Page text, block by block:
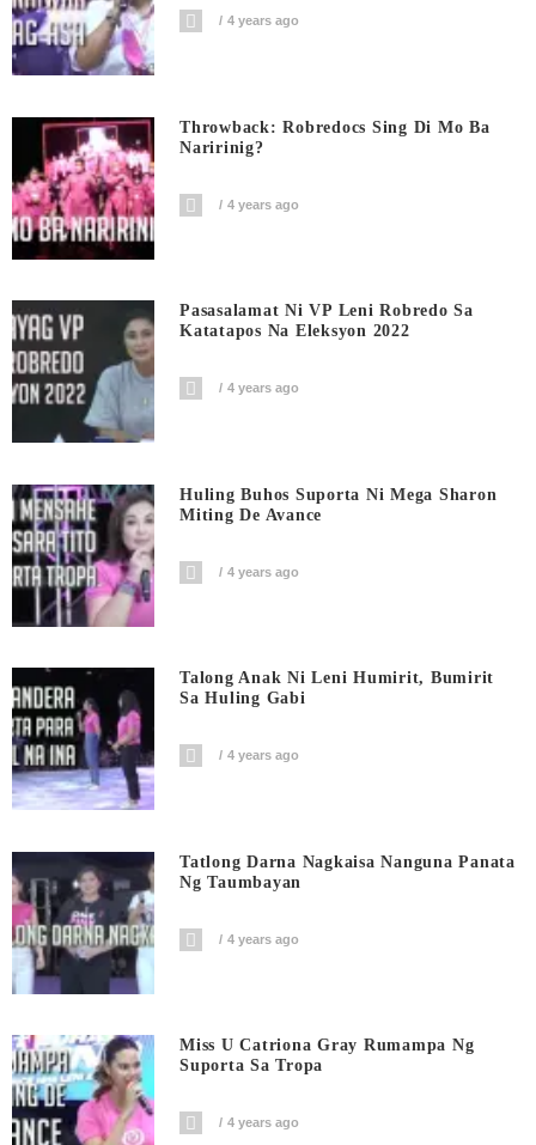
4 years ago
Throwback: Robredocs Sing Di Mo Ba
Naririnig?
4 years ago
Pasasalamat Ni VP Leni Robredo Sa
Katatapos Na Eleksyon 2022
4 years ago
Huling Buhos Suporta Ni Mega Sharon
Miting De Avance
4 years ago
Talong Anak Ni Leni Humirit, Bumirit
Sa Huling Gabi
4 years ago
Tatlong Darna Nagkaisa Nanguna Panata
Ng Taumbayan
4 years ago
Miss U Catriona Gray Rumampa Ng
Suporta Sa Tropa
4 years ago